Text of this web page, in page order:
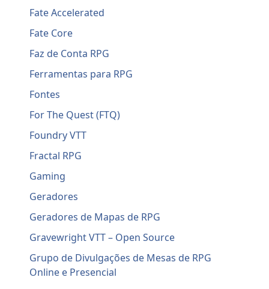
Fate Accelerated
Fate Core
Faz de Conta RPG
Ferramentas para RPG
Fontes
For The Quest (FTQ)
Foundry VTT
Fractal RPG
Gaming
Geradores
Geradores de Mapas de RPG
Gravewright VTT – Open Source
Grupo de Divulgações de Mesas de RPG
Online e Presencial